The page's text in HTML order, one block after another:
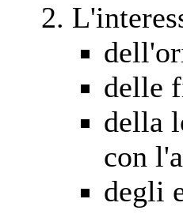
delle
della
con
degli